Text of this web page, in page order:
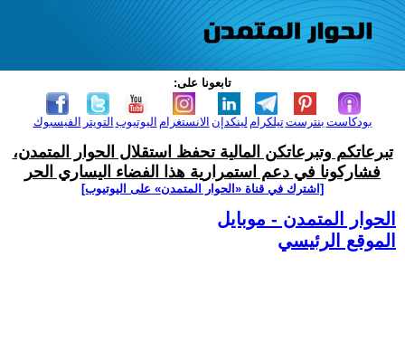
تابعونا على:
الفيسبوك التويتر اليوتيوب الانستغرام لينكدإن تيلكرامبنترست بودكاست
تبرعاتكم وتبرعاتكن المالية تحفظ استقلال الحوار المتمدن،
فشاركونا في دعم استمرارية هذا الفضاء اليساري الحر
[اشترك في قناة ‫«الحوار المتمدن» على اليوتيوب]
الحوار المتمدن - موبايل
الموقع الرئيسي